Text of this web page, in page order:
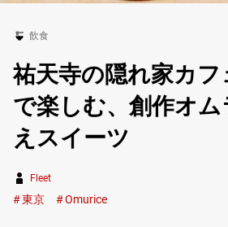
飲食
祐天寺の隠れ家カフ
で楽しむ、創作オ
えスイーツ
Fleet
東京 Omurice